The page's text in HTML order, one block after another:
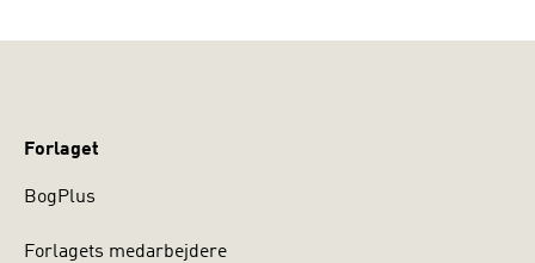
Forlaget
BogPlus
Forlagets medarbejdere